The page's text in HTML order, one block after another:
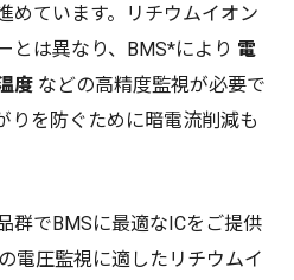
めています。リチウムイオン
とは異なり、BMS*により 電
度 などの高精度監視が必要で
りを防ぐために暗電流削減も
群でBMSに最適なICをご提供
電圧監視に適したリチウムイ